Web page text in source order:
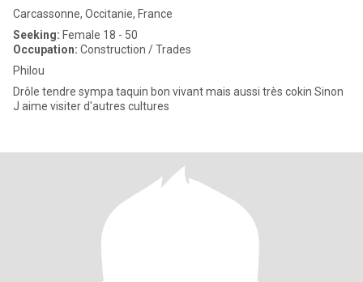
Carcassonne, Occitanie, France
Seeking: Female 18 - 50
Occupation: Construction / Trades
Philou
Drôle tendre sympa taquin bon vivant mais aussi très cokin Sinon
J aime visiter d'autres cultures